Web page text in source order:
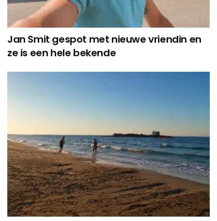
Jan Smit gespot met nieuwe vriendin en
ze is een hele bekende